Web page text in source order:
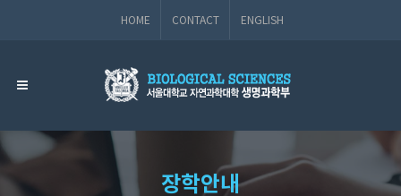
HOME CONTACT ENGLISH
장학안내